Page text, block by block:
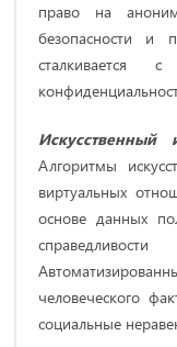
право на
безопасности и
Алгоритмы
виртуальных
основе данных
человеческого
социальные